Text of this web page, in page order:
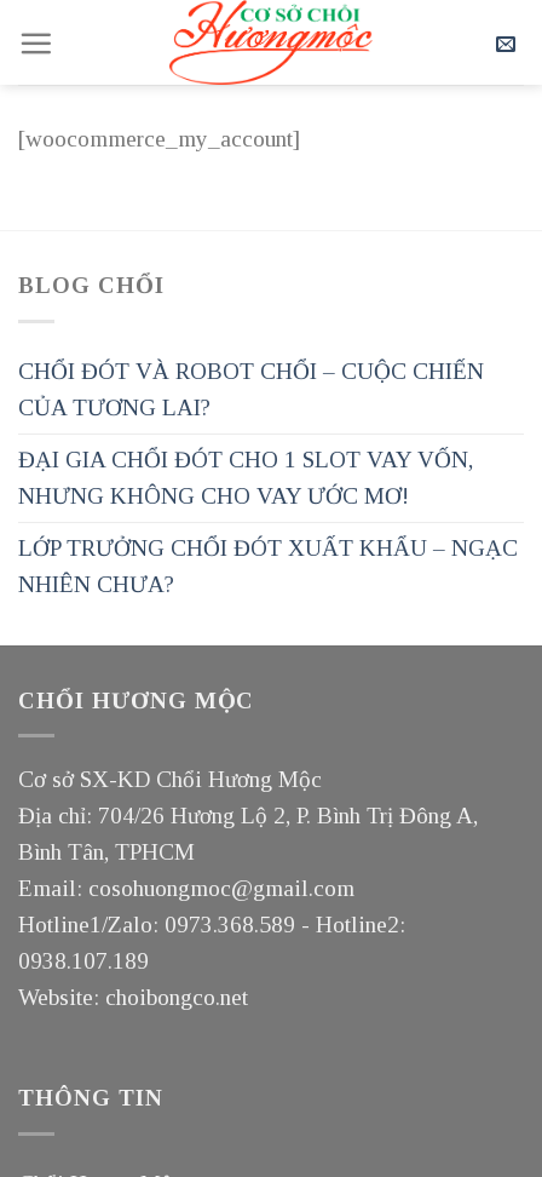
content
[woocommerce_my_account]
BLOG CHỔI
CHỔI ĐÓT VÀ ROBOT CHỔI – CUỘC CHIẾN
CỦA TƯƠNG LAI?
ĐẠI GIA CHỔI ĐÓT CHO 1 SLOT VAY VỐN,
NHƯNG KHÔNG CHO VAY ƯỚC MƠ!
LỚP TRƯỞNG CHỔI ĐÓT XUẤT KHẨU – NGẠC
NHIÊN CHƯA?
CHỔI HƯƠNG MỘC
Cơ sở SX-KD Chổi Hương Mộc
Địa chỉ: 704/26 Hương Lộ 2, P. Bình Trị Đông A,
Bình Tân, TPHCM
Email: cosohuongmoc@gmail.com
Hotline1/Zalo: 0973.368.589 - Hotline2:
0938.107.189
Website: choibongco.net
THÔNG TIN